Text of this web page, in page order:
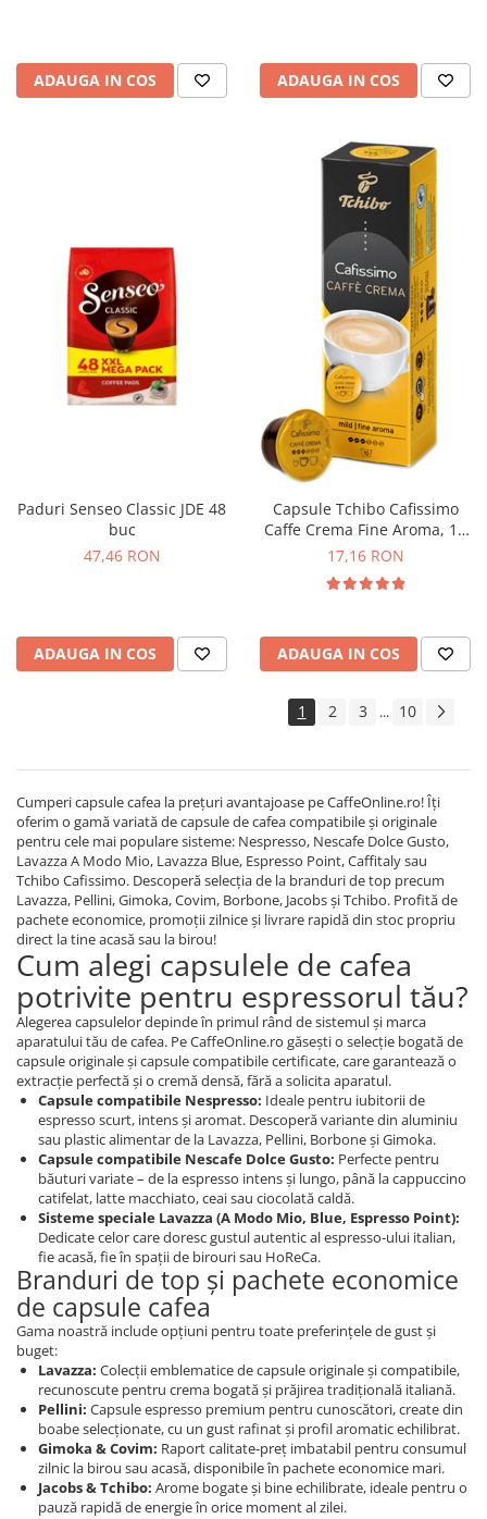
ADAUGA IN COS ADAUGA IN COS
Paduri Senseo Classic JDE 48
buc
47,46 RON
ADAUGA IN COS
Capsule Tchibo Cafissimo
Caffe Crema Fine Aroma, 10
buc
17,16 RON
ADAUGA IN COS
1 2 3 ... 10
Cumperi capsule cafea la prețuri avantajoase pe CaffeOnline.ro! Îți
oferim o gamă variată de capsule de cafea compatibile și originale
pentru cele mai populare sisteme: Nespresso, Nescafe Dolce Gusto,
Lavazza A Modo Mio, Lavazza Blue, Espresso Point, Caffitaly sau
Tchibo Cafissimo. Descoperă selecția de la branduri de top precum
Lavazza, Pellini, Gimoka, Covim, Borbone, Jacobs și Tchibo. Profită de
pachete economice, promoții zilnice și livrare rapidă din stoc propriu
direct la tine acasă sau la birou!
Cum alegi capsulele de cafea
potrivite pentru espressorul tău?
Alegerea capsulelor depinde în primul rând de sistemul și marca
aparatului tău de cafea. Pe CaffeOnline.ro găsești o selecție bogată de
capsule originale și capsule compatibile certificate, care garantează o
extracție perfectă și o cremă densă, fără a solicita aparatul.
Capsule compatibile Nespresso: Ideale pentru iubitorii de
espresso scurt, intens și aromat. Descoperă variante din aluminiu
sau plastic alimentar de la Lavazza, Pellini, Borbone și Gimoka.
Capsule compatibile Nescafe Dolce Gusto: Perfecte pentru
băuturi variate – de la espresso intens și lungo, până la cappuccino
catifelat, latte macchiato, ceai sau ciocolată caldă.
Sisteme speciale Lavazza (A Modo Mio, Blue, Espresso Point):
Dedicate celor care doresc gustul autentic al espresso-ului italian,
fie acasă, fie în spații de birouri sau HoReCa.
Branduri de top și pachete economice
de capsule cafea
Gama noastră include opțiuni pentru toate preferințele de gust și
buget:
Lavazza: Colecții emblematice de capsule originale și compatibile,
recunoscute pentru crema bogată și prăjirea tradițională italiană.
Pellini: Capsule espresso premium pentru cunoscători, create din
boabe selecționate, cu un gust rafinat și profil aromatic echilibrat.
Gimoka & Covim: Raport calitate-preț imbatabil pentru consumul
zilnic la birou sau acasă, disponibile în pachete economice mari.
Jacobs & Tchibo: Arome bogate și bine echilibrate, ideale pentru o
pauză rapidă de energie în orice moment al zilei.